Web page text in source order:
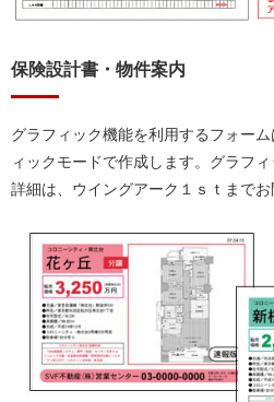
保険設計書・物件案内
グラフィック機能を利用するフォー
ィックモードで作成します。グラフ
詳細は、ウイングアーク１ｓｔまでお